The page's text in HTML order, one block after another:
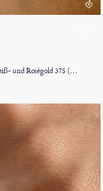
Kostbarer Kokon Nr. 89 - Verlobungsring Weiß- und Roségold 375 (9K)